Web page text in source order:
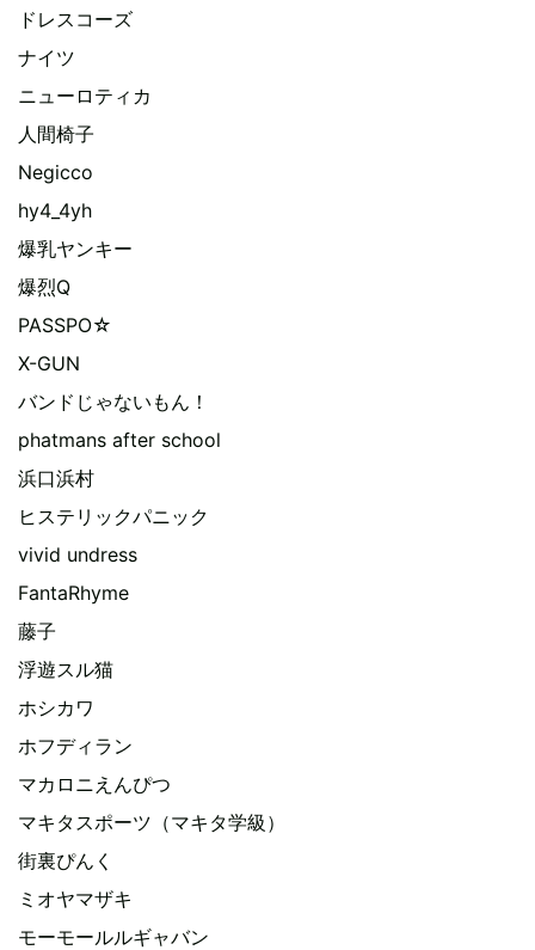
ドレスコーズ
ナイツ
ニューロティカ
人間椅子
Negicco
hy4_4yh
爆乳ヤンキー
爆烈Q
PASSPO☆
X-GUN
バンドじゃないもん！
phatmans after school
浜口浜村
ヒステリックパニック
vivid undress
FantaRhyme
藤子
浮遊スル猫
ホシカワ
ホフディラン
マカロニえんぴつ
マキタスポーツ（マキタ学級）
街裏ぴんく
ミオヤマザキ
モーモールルギャバン